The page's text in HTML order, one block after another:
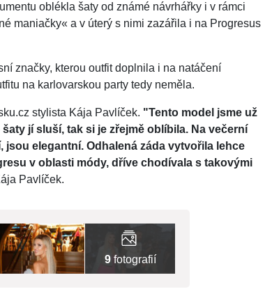
oblékla šaty od známé návrhářky i v rámci
maniačky« a v úterý s nimi zazářila i na Progresus
značky, kterou outfit doplnila i na natáčení
na karlovarskou party tedy neměla.
stylista Kája Pavlíček. "Tento model jsme už
jí sluší, tak si je zřejmě oblíbila. Na večerní
elegantní. Odhalená záda vytvořila lehce
v oblasti módy, dříve chodívala s takovými
Pavlíček.
9fotografií